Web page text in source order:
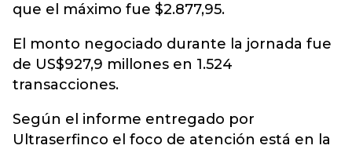
que el máximo fue $2.877,95.
El monto negociado durante la jornada fue
de US$927,9 millones en 1.524
transacciones.
Según el informe entregado por
Ultraserfinco el foco de atención está en la